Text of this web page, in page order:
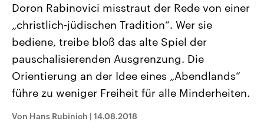
Landtagswahl Sachsen-Anhalt
2026
Alle Informationen
Sachsen-Anhalt wählt am 6.
September 2026 einen neuen
Landtag. Seit 2021 wird das
Bundesland von einer Koalition aus
CDU, SPD und FDP regiert.-
Umfragen, Prognosen,
und Hintergründe zu den Parteien
und Kandidaten der anstehenden
USA
Aktuelle Beiträge,
Hintergründe
Wirtschaftlich und
gehören die Vereinigten
den mächtigsten Ländern
mit großem Einfluss auf
Sendungen Programm
Doron Rabinovici misstraut der Rede von einer
„christlich-jüdischen Tradition“. Wer sie
bediene, treibe bloß das alte Spiel der
pauschalisierenden Ausgrenzung. Die
Orientierung an der Idee eines „Abendlands“
führe zu weniger Freiheit für alle Minderheiten.
Von Hans Rubinich | 14.08.2018